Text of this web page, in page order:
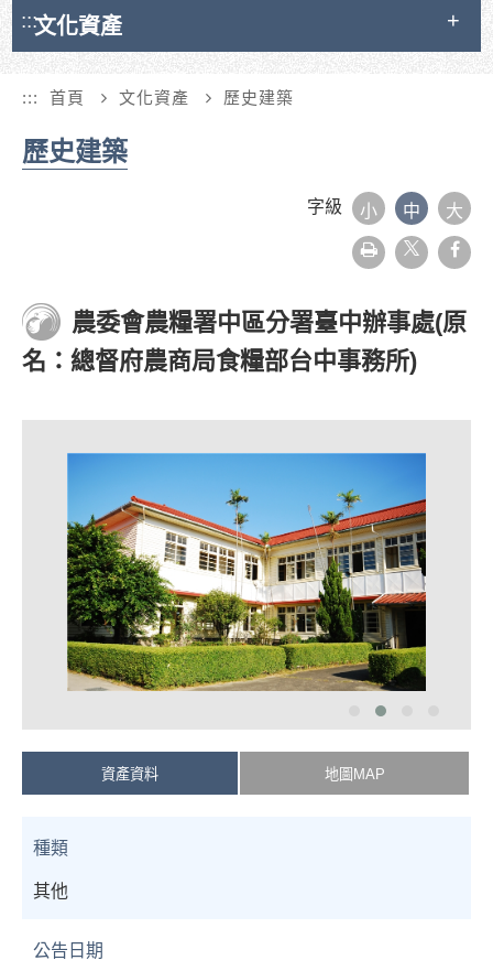
:::文化資產
::: 首頁 文化資產 歷史建築
歷史建築
字級 小 中 大
友
善
農委會農糧署中區分署臺中辦事處(原
名：總督府農商局食糧部台中事務所)
資產資料 地圖MAP
種類
其他
公告日期